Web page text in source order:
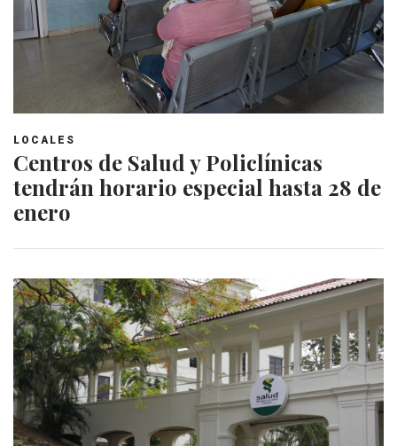
LOCALES
Centros de Salud y Policlínicas
tendrán horario especial hasta 28 de
enero